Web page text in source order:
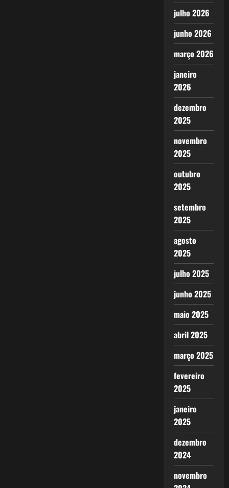
julho 2026
junho 2026
março 2026
janeiro
2026
dezembro
2025
novembro
2025
outubro
2025
setembro
2025
agosto
2025
julho 2025
junho 2025
maio 2025
abril 2025
março 2025
fevereiro
2025
janeiro
2025
dezembro
2024
novembro